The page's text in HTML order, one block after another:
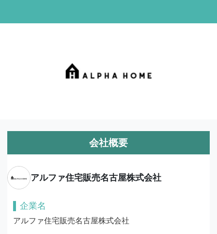
会社概要
アルファ住宅販売名古屋株式会社
企業名
アルファ住宅販売名古屋株式会社